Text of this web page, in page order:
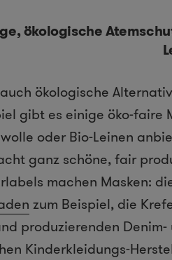
ökologische
ökologische
gibt es einige öko-faire
oder Bio-Leinen
ganz schöne, fair
machen Masken:
zum Beispiel, die
produzierenden
Kinderkleidungs-